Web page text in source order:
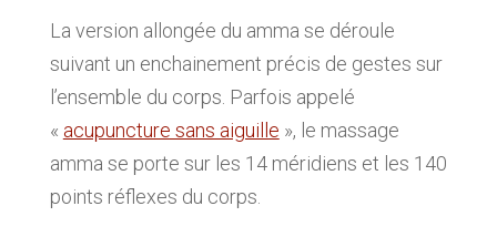
La version allongée du amma se déroule
suivant un enchainement précis de gestes sur
l’ensemble du corps. Parfois appelé
« acupuncture sans aiguille », le massage
amma se porte sur les 14 méridiens et les 140
points réflexes du corps.